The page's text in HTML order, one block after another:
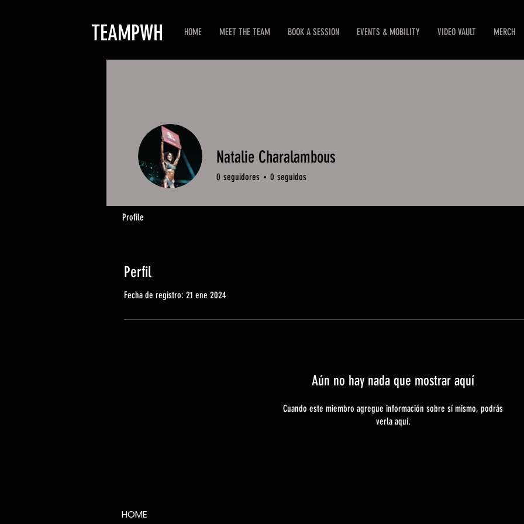
TEAMPWH HOME MEET THE TEAM BOOK A SESSION EVENTS & MOBILITY VIDEO VAULT MERCH
Perfil
Fecha de registro: 21 ene 2024
Aún no hay nada que mostrar aquí
Cuando este miembro agregue información sobre sí mismo, podrás
verla aquí.
Natalie Charalambous
0 seguidores 0 seguidos
Profile
HOME